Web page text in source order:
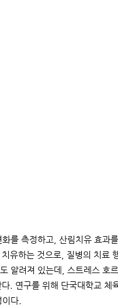
를 측정하고, 산림치유 효과
유하는 것으로, 질병의 치료
알려져 있는데, 스트레스 호
. 연구를 위해 단국대학교 체
다.